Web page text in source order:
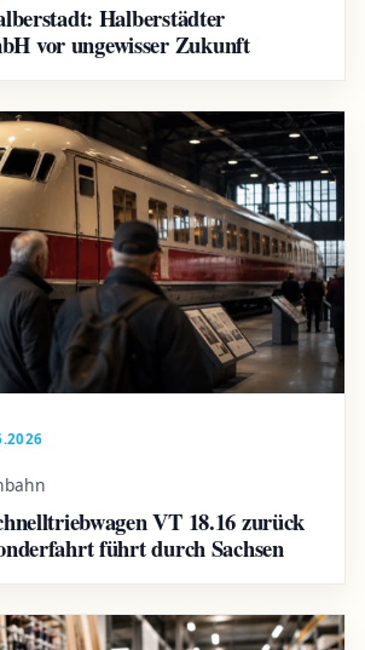
Halberstädter
vor ungewisser Zukunft
VT 18.16 zurück
führt durch Sachsen